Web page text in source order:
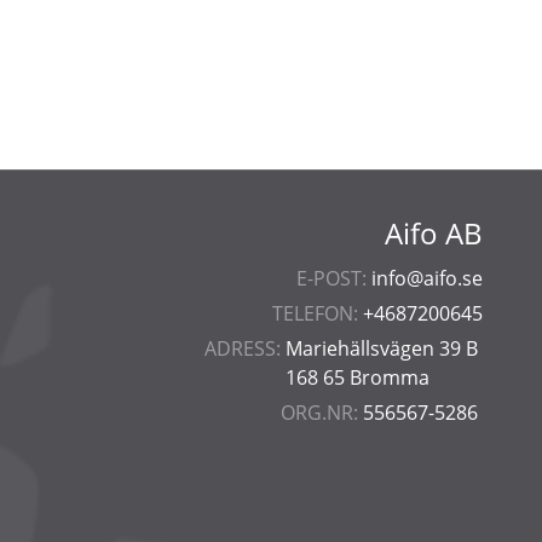
Aifo AB
E-POST: info@aifo.se
TELEFON: +4687200645
ADRESS: Mariehällsvägen 39 B
168 65 Bromma
ORG.NR: 556567-5286